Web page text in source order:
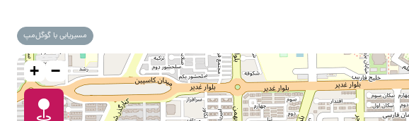
مسیریابی با گوگل‌مپ
+ −